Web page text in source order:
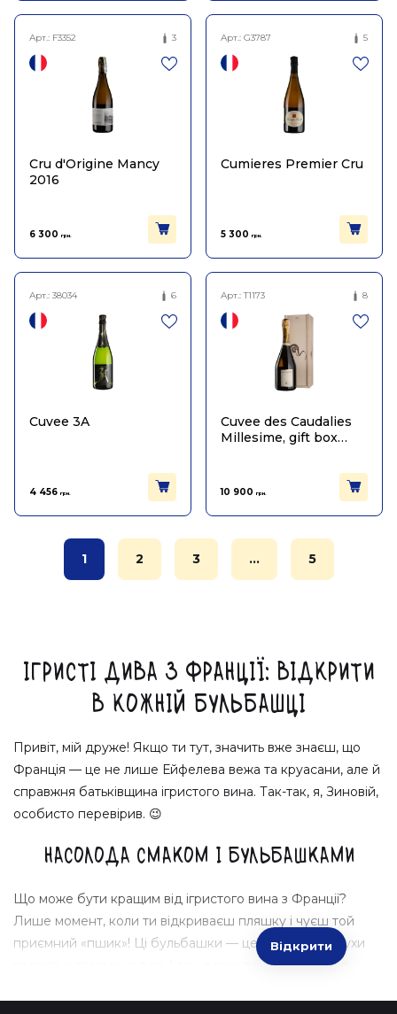
Арт.: F3352 3
Cru d'Origine Mancy
2016
6 300 грн.
Арт.: G3787 5
Cumieres Premier Cru
5 300 грн.
Арт.: 38034 6
Cuvee 3A
4 456 грн.
Арт.:T1173 8
Cuvee des Caudalies
Millesime, gift box
10 900 грн.
1 2 3 ... 5
Ігристі дива з Франції: відкрити
в кожній бульбашці
Привіт, мій друже! Якщо ти тут, значить вже знаєш, що
Франція — це не лише Ейфелева вежа та круасани, але й
справжня батьківщина ігристого вина. Так-так, я, Зиновій,
особисто перевірив. 😉
Насолода смаком і бульбашками
Що може бути кращим від ігристого вина з Франції?
Лише момент, коли ти відкриваєш пляшку і чуєш той
приємний «пшик»! Ці бульбашки — це маленькі вибухи
радості у твоєму келисі. І так, я вже поклав пляшку в
Відкрити